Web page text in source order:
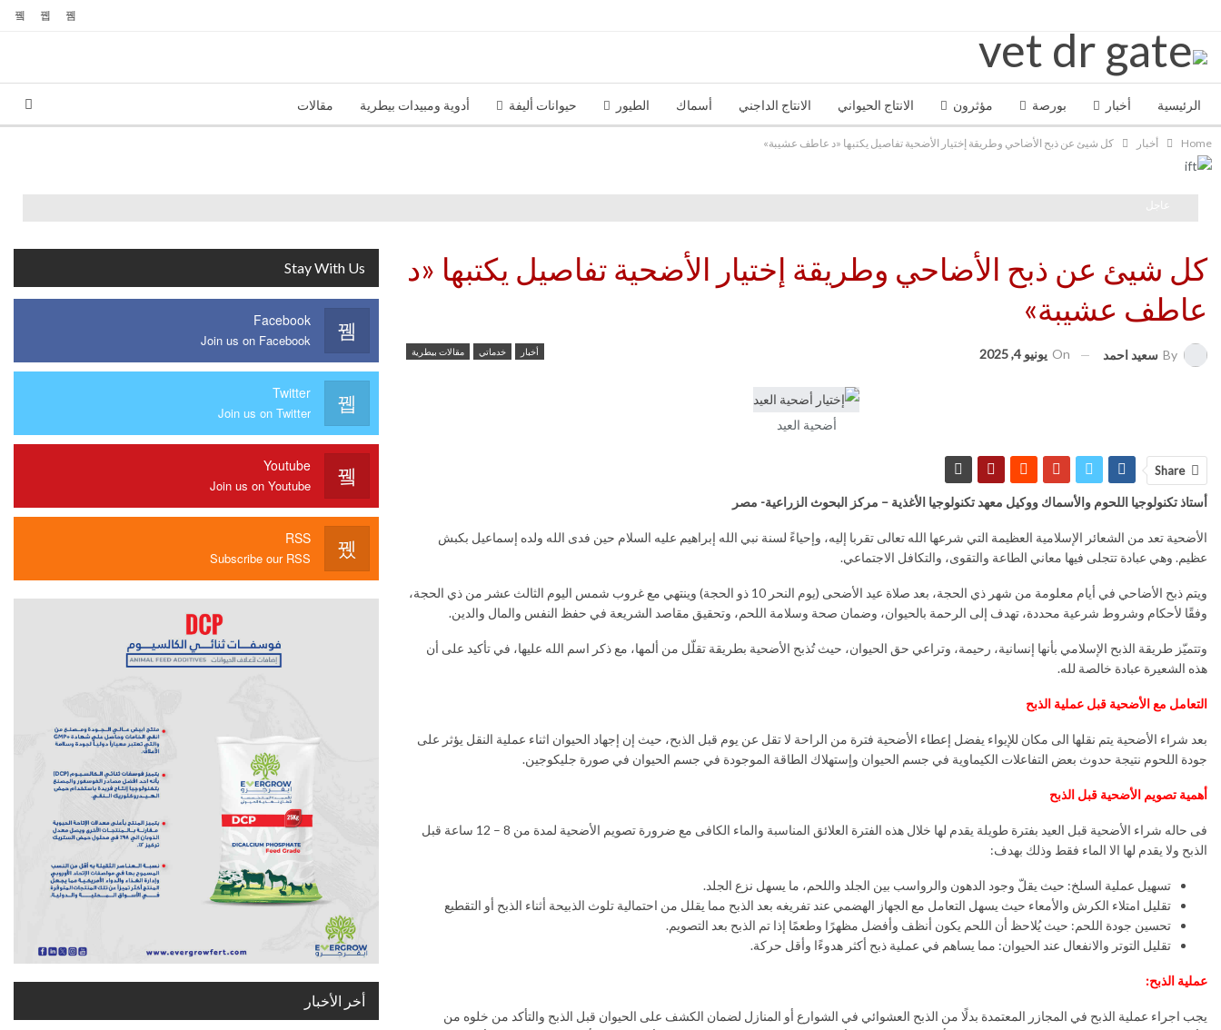
الرئيسية أخبار بورصة مؤثرون الانتاج الحيواني الانتاج الداجني أسماك الطيور حيوانات أليفة أدوية ومبيدات بيطرية مقالات
Home أخبار كل شيئ عن ذبح الأضاحي وطريقة إختيار الأضحية تفاصيل يكتبها «د عاطف عشيبة»
كل شيئ عن ذبح الأضاحي وطريقة إختيار الأضحية تفاصيل يكتبها «د
عاطف عشيبة»
أخبار خدماتي مقالات بيطرية By سعيد احمد On يونيو 4, 2025
أضحية العيد
Share
أستاذ تكنولوجيا اللحوم والأسماك ووكيل معهد تكنولوجيا الأغذية – مركز البحوث الزراعية- مصر
الأضحية تعد من الشعائر الإسلامية العظيمة التي شرعها الله تعالى تقربا إليه، وإحياءً لسنة نبي الله إبراهيم عليه السلام حين فدى الله ولده إسماعيل بكبش
عظيم. وهي عبادة تتجلى فيها معاني الطاعة والتقوى، والتكافل الاجتماعي.
ويتم ذبح الأضاحي في أيام معلومة من شهر ذي الحجة، بعد صلاة عيد الأضحى (يوم النحر 10 ذو الحجة) وينتهي مع غروب شمس اليوم الثالث عشر من ذي الحجة،
وفقًا لأحكام وشروط شرعية محددة، تهدف إلى الرحمة بالحيوان، وضمان صحة وسلامة اللحم، وتحقيق مقاصد الشريعة في حفظ النفس والمال والدين.
وتتميّز طريقة الذبح الإسلامي بأنها إنسانية، رحيمة، وتراعي حق الحيوان، حيث تُذبح الأضحية بطريقة تقلّل من ألمها، مع ذكر اسم الله عليها، في تأكيد على أن
هذه الشعيرة عبادة خالصة لله.
التعامل مع الأضحية قبل عملية الذبح
بعد شراء الأضحية يتم نقلها الى مكان للإيواء يفضل إعطاء الأضحية فترة من الراحة لا تقل عن يوم قبل الذبح، حيث إن إجهاد الحيوان اثناء عملية النقل يؤثر على
جودة اللحوم نتيجة حدوث بعض التفاعلات الكيماوية في جسم الحيوان وإستهلاك الطاقة الموجودة في جسم الحيوان في صورة جليكوجين.
أهمية تصويم الأضحية قبل الذبح
فى حاله شراء الأضحية قبل العيد بفترة طويلة يقدم لها خلال هذه الفترة العلائق المناسبة والماء الكافى مع ضرورة تصويم الأضحية لمدة من 8 – 12 ساعة قبل
الذبح ولا يقدم لها الا الماء فقط وذلك بهدف:
تسهيل عملية السلخ: حيث يقلّ وجود الدهون والرواسب بين الجلد واللحم، ما يسهل نزع الجلد.
تقليل امتلاء الكرش والأمعاء حيث يسهل التعامل مع الجهاز الهضمي عند تفريغه بعد الذبح مما يقلل من احتمالية تلوث الذبيحة أثناء الذبح أو التقطيع
تحسين جودة اللحم: حيث يُلاحظ أن اللحم يكون أنظف وأفضل مظهرًا وطعمًا إذا تم الذبح بعد التصويم.
تقليل التوتر والانفعال عند الحيوان: مما يساهم في عملية ذبح أكثر هدوءًا وأقل حركة.
عملية الذبح:
يجب اجراء عملية الذبح في المجازر المعتمدة بدلًا من الذبح العشوائي في الشوارع أو المنازل لضمان الكشف على الحيوان قبل الذبح والتأكد من خلوه من
Stay With Us
Facebook
Join us on Facebook
Twitter
Join us on Twitter
Youtube
Join us on Youtube
RSS
Subscribe our RSS
أخر الأخبار